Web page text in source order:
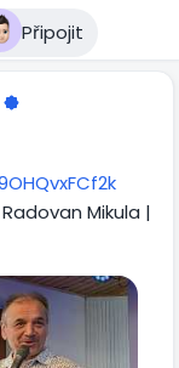
Připojit
Mikula |